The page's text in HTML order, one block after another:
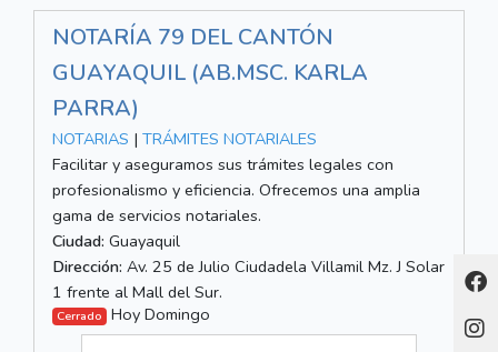
NOTARÍA 79 DEL CANTÓN
GUAYAQUIL (AB.MSC. KARLA
PARRA)
NOTARIAS | TRÁMITES NOTARIALES
Facilitar y aseguramos sus trámites legales con
profesionalismo y eficiencia. Ofrecemos una amplia
gama de servicios notariales.
Ciudad: Guayaquil
Dirección: Av. 25 de Julio Ciudadela Villamil Mz. J Solar
1 frente al Mall del Sur.
Cerrado Hoy Domingo